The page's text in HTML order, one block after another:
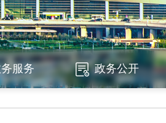
服务 政务公开